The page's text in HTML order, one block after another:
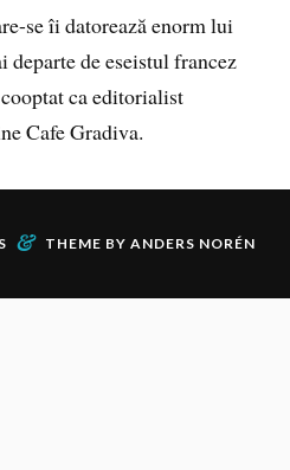
se îi datorează enorm lui
de eseistul francez
ca editorialist
Cafe Gradiva.
& THEME BY ANDERS NORÉN